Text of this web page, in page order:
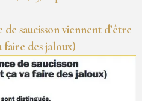
saucisson viennent d’être
faire des jaloux)